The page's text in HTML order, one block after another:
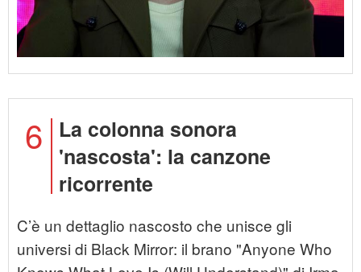
6
La colonna sonora
'nascosta': la canzone
ricorrente
C’è un dettaglio nascosto che unisce gli
universi di Black Mirror: il brano "Anyone Who